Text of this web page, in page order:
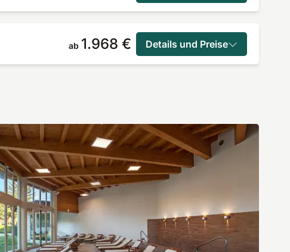
ab 1.968 € Details und Preise